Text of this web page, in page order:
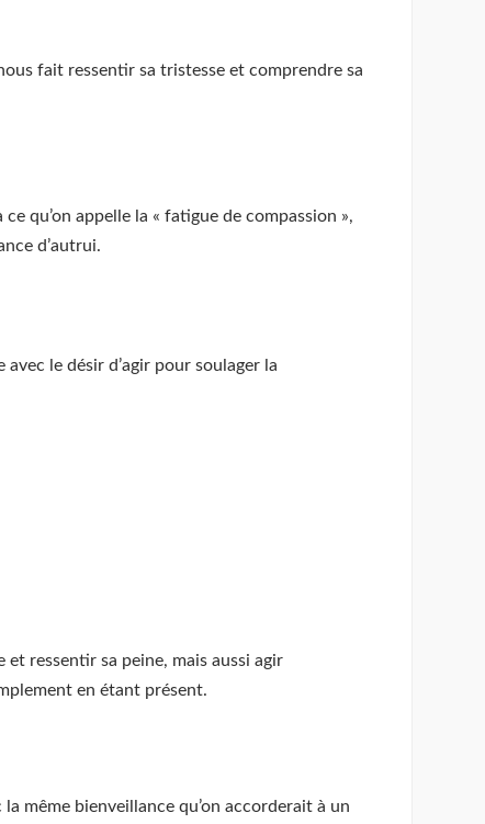
fait ressentir sa tristesse et comprendre sa
qu’on appelle la « fatigue de compassion »,
d’autrui.
le désir d’agir pour soulager la
et ressentir sa peine, mais aussi agir
en étant présent.
même bienveillance qu’on accorderait à un